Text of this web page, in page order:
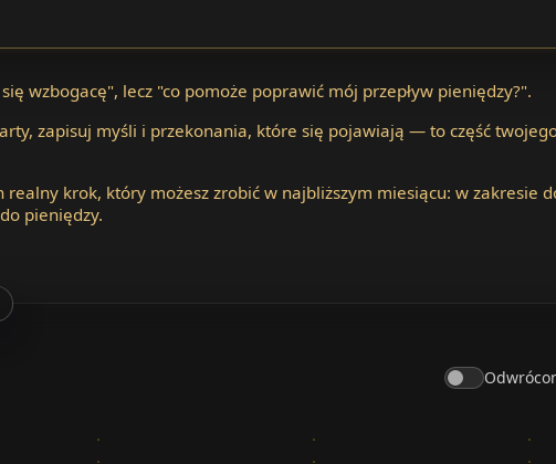
wzbogacę", lecz "co pomoże poprawić mój przepływ pieniędzy?".
zapisuj myśli i przekonania, które się pojawiają — to część
realny krok, który możesz zrobić w najbliższym miesiącu: w zakresie
pieniędzy.